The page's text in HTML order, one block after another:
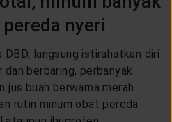
nyeri
langsung istirahatkan diri
berbaring, perbanyak
jus buah berwarna merah
rutin minum obat pereda